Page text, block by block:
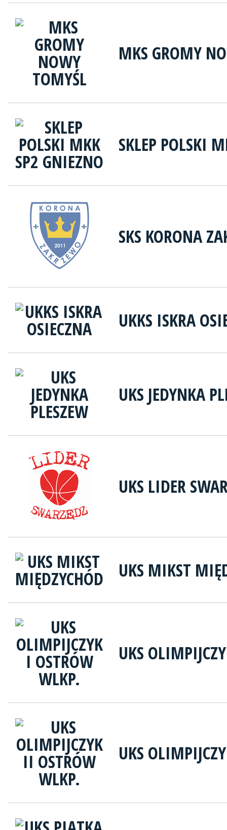
MKS GROMY
SKLEP POLSKI
SKS KORONA
UKKS ISKRA
UKS JEDYNKA
UKS LIDER
UKS MIKST
UKS
UKS